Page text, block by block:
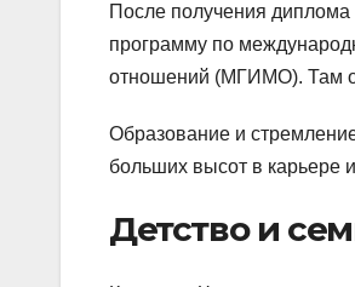
После получения диплома
программу по
отношений (МГИМО). Там
Образование и
больших высот в карьере
Детство и